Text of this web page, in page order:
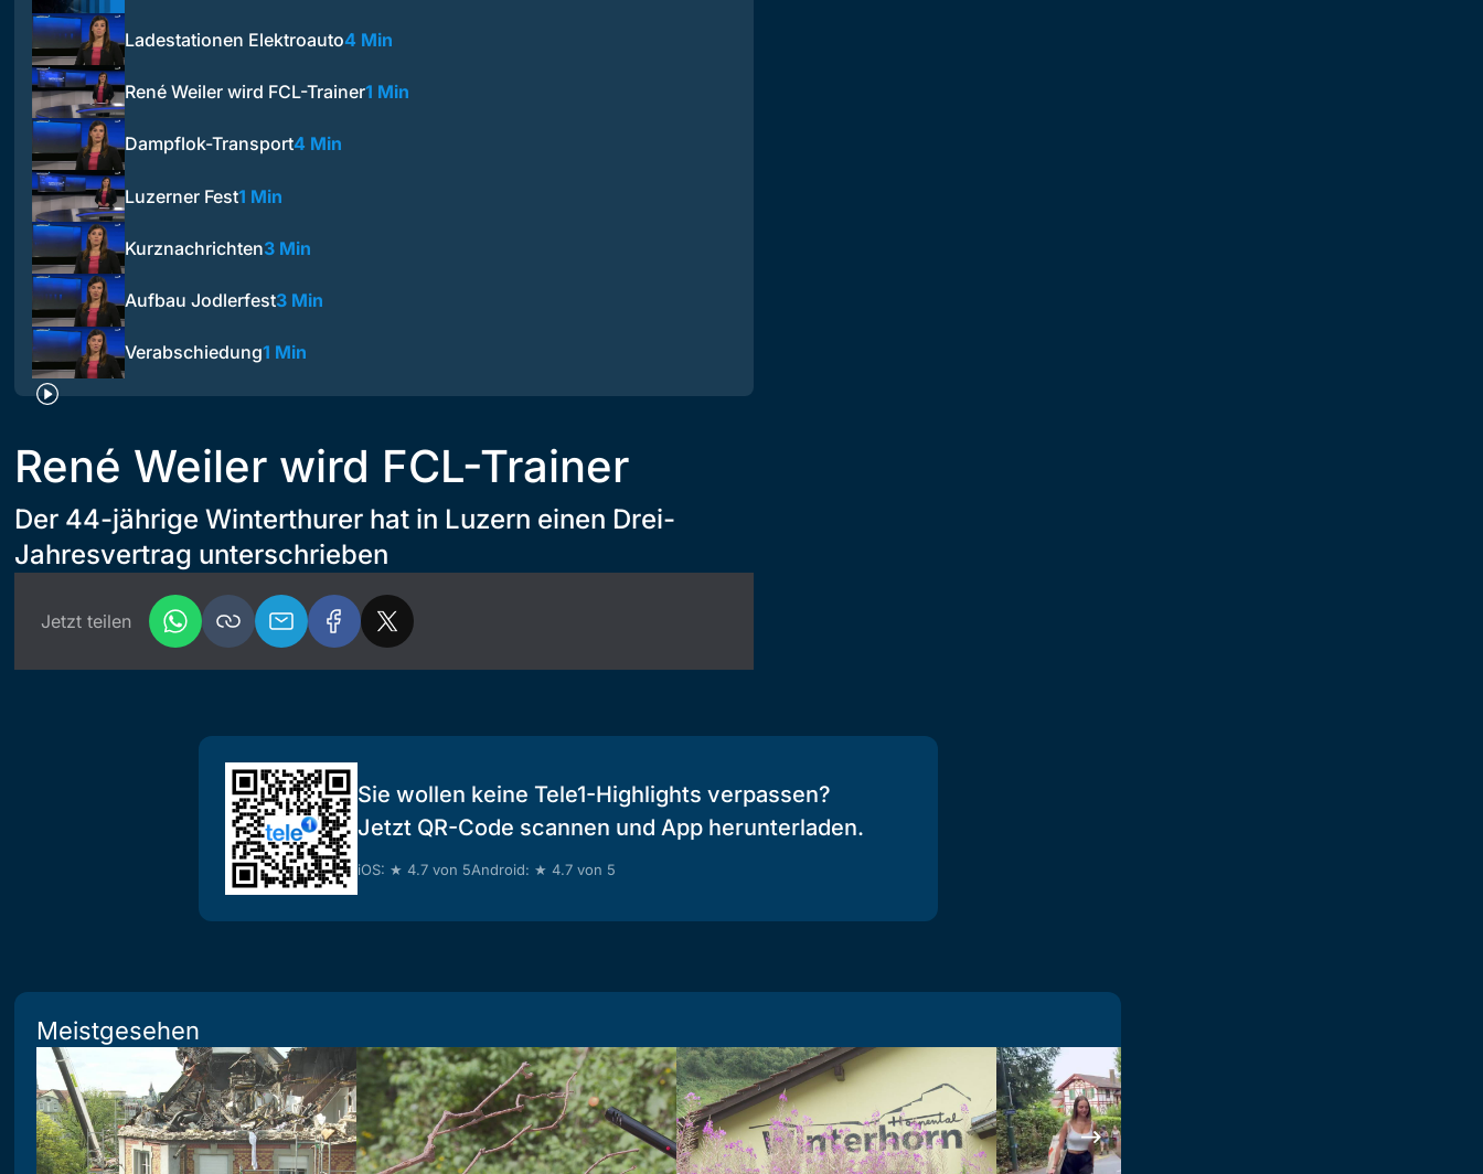
Ladestationen Elektroauto4 Min
René Weiler wird FCL-Trainer1 Min
Dampflok-Transport4 Min
Luzerner Fest1 Min
Kurznachrichten3 Min
Aufbau Jodlerfest3 Min
Verabschiedung1 Min
René Weiler wird FCL-Trainer
Der 44-jährige Winterthurer hat in Luzern einen Drei-
Jahresvertrag unterschrieben
Jetzt teilen
Sie wollen keine Tele1-Highlights verpassen?
Jetzt QR-Code scannen und App herunterladen.
iOS: ★ 4.7 von 5Android: ★ 4.7 von 5
Meistgesehen